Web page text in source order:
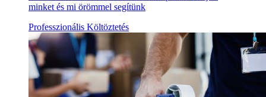
minket és mi örömmel segítünk
Professzionális Költöztetés